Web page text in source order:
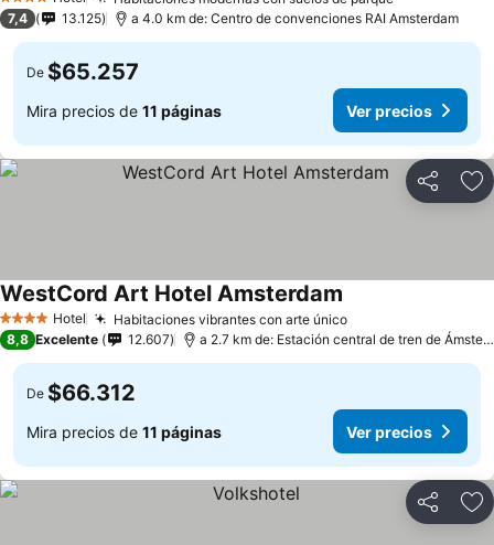
4 Estrellas
7,4 13.125 a 4.0 km de: Centro de convenciones RAI Amsterdam
De $65.257
Mira precios de 11 páginas Ver precios
Compartir
4 EstrellasHotel Habitaciones vibrantes con arte único
WestCord Art Hotel Amsterdam
8,8 Excelente 12.607 a 2.7 km de: Estación central de tren de Ámsterdam
De $66.312
Mira precios de 11 páginas Ver precios
Compartir